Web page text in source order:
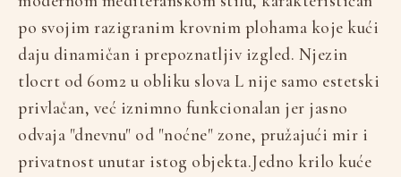
po svojim razigranim krovnim plohama koje kući
daju dinamičan i prepoznatljiv izgled. Njezin
tlocrt od 60m2 u obliku slova L nije samo estetski
privlačan, već iznimno funkcionalan jer jasno
odvaja "dnevnu" od "noćne" zone, pružajući mir i
privatnost unutar istog objekta. ​Jedno krilo kuće